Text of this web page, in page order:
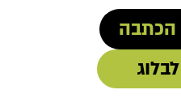
הכתבה